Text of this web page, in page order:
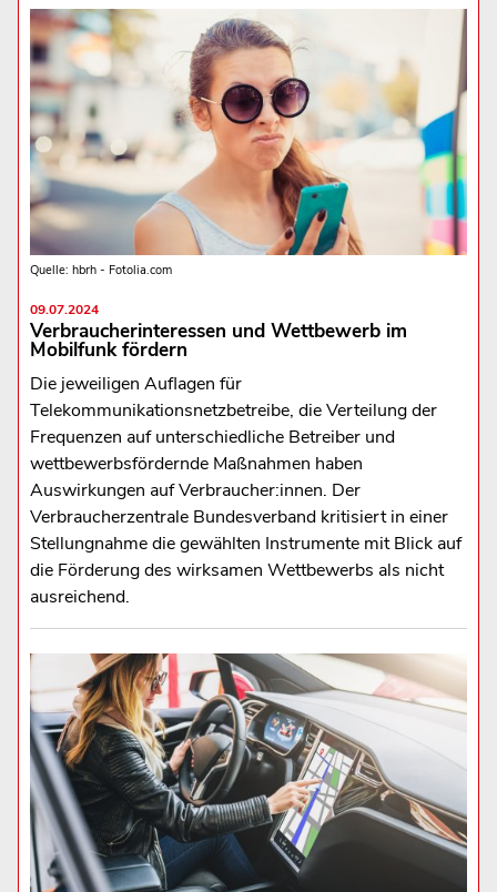
Quelle: hbrh - Fotolia.com
09.07.2024
Verbraucherinteressen und Wettbewerb im
Mobilfunk fördern
Die jeweiligen Auflagen für
Telekommunikationsnetzbetreibe, die Verteilung der
Frequenzen auf unterschiedliche Betreiber und
wettbewerbsfördernde Maßnahmen haben
Auswirkungen auf Verbraucher:innen. Der
Verbraucherzentrale Bundesverband kritisiert in einer
Stellungnahme die gewählten Instrumente mit Blick auf
die Förderung des wirksamen Wettbewerbs als nicht
ausreichend.